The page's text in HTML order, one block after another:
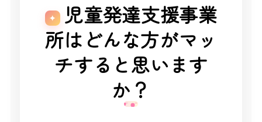
児童発達支援事業
所はどんな方がマッ
チすると思います
か？